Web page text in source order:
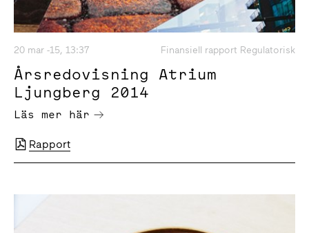
20 mar -15, 13:37 Finansiell rapport Regulatorisk
Årsredovisning Atrium
Ljungberg 2014
Läs mer här
Rapport